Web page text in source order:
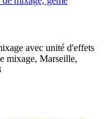
avec unité d'effets
mixage, Marseille,